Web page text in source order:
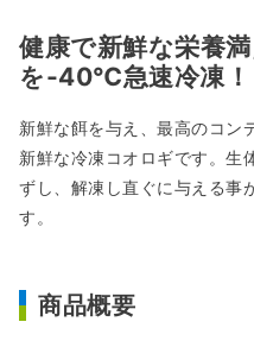
健康で新鮮な栄養
を-40℃急速冷凍！
新鮮な餌を与え、最高のコン
新鮮な冷凍コオロギです。生
ずし、解凍し直ぐに与える事
す。
商品概要